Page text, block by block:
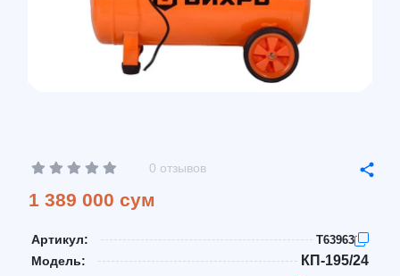
0 отзывов
1 389 000 сум
Артикул: T63963
Модель: КП-195/24